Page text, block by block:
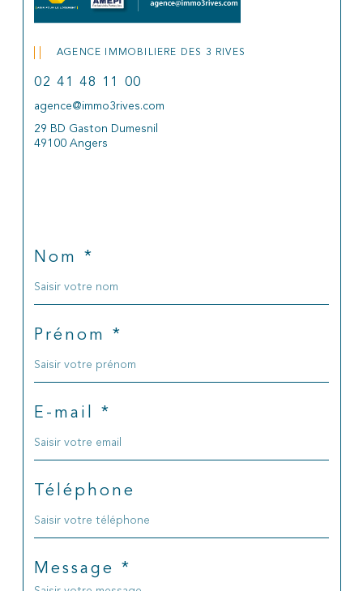
AGENCE IMMOBILIERE DES 3 RIVES
02 41 48 11 00
agence@immo3rives.com
29 BD Gaston Dumesnil
49100 Angers
Nom *
Prénom *
E-mail *
Téléphone
Message *